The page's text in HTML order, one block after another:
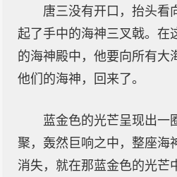
唐三没有开口，抬头看
起了手中的海神三叉戟。在
的海神殿中，他要向所有大
他们的海神，回来了。
蓝金色的光芒呈现出一
聚，轰然巨响之中，整座海
消失，就在那蓝金色的光芒